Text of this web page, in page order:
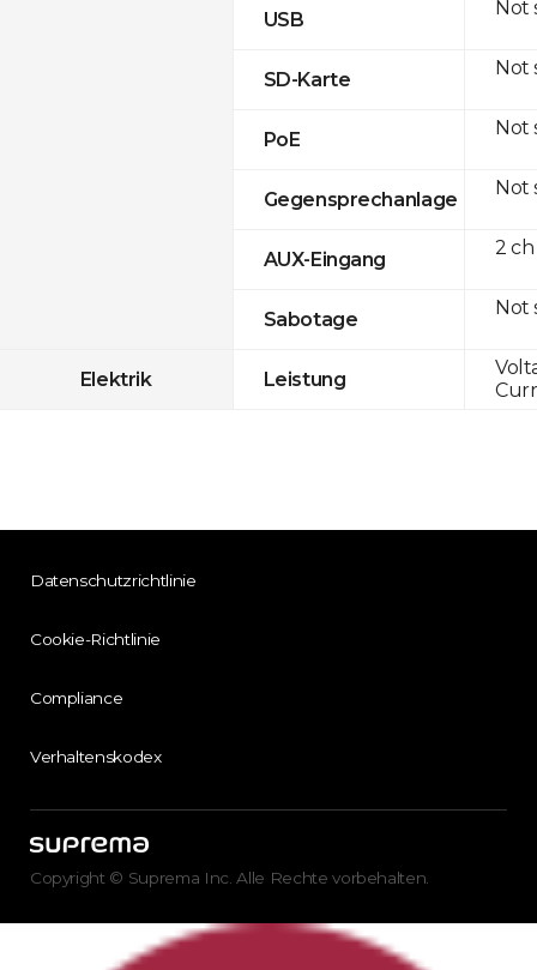
USB
SD-Karte
PoE
Gegensprechanlage
AUX-Eingang
Sabotage
Elektrik Leistung
Not
Not
Not
Not
2
Not
Datenschutzrichtlinie
Cookie-Richtlinie
Compliance
Verhaltenskodex
Copyright © Suprema Inc. Alle Rechte vorbehalten.